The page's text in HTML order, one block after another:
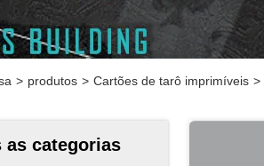
> produtos > Cartões de tarô imprimíveis >
as categorias